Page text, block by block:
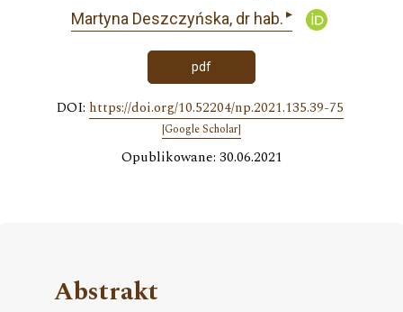
Martyna Deszczyńska, dr hab. ▸
pdf
DOI: https://doi.org/10.52204/np.2021.135.39-75
[Google Scholar]
Opublikowane: 30.06.2021
Abstrakt